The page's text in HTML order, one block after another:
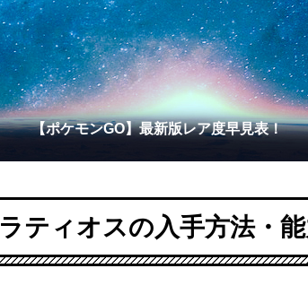
【ポケモンGO】最新版レア度早見表！
ラティオスの入手方法・